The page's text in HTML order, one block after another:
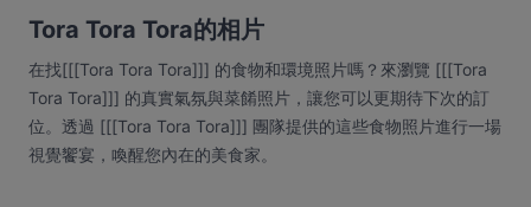
Tora Tora Tora的相片
在找[[[Tora Tora Tora]]] 的食物和環境照片嗎？來瀏覽 [[[Tora
Tora Tora]]] 的真實氣氛與菜餚照片，讓您可以更期待下次的訂
位。透過 [[[Tora Tora Tora]]] 團隊提供的這些食物照片進行一場
視覺饗宴，喚醒您內在的美食家。